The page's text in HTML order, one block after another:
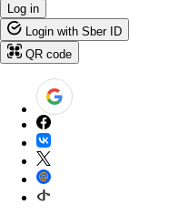
Log in
Login with Sber ID
QR code